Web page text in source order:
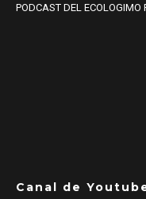
PODCAST DEL ECOLOGIMO
Canal de